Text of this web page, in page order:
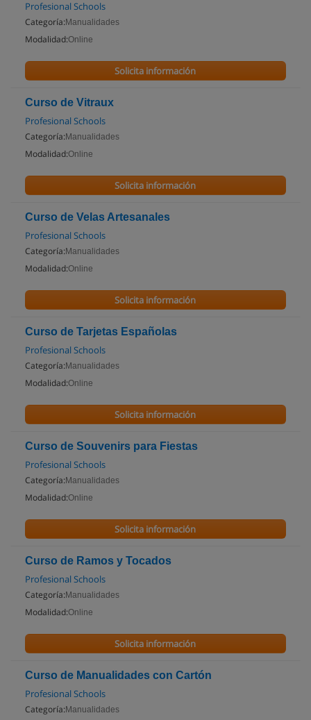
Profesional Schools
Categoría: Manualidades
Modalidad:Online
Solicita información
Curso de Vitraux
Profesional Schools
Categoría: Manualidades
Modalidad:Online
Solicita información
Curso de Velas Artesanales
Profesional Schools
Categoría: Manualidades
Modalidad:Online
Solicita información
Curso de Tarjetas Españolas
Profesional Schools
Categoría: Manualidades
Modalidad:Online
Solicita información
Curso de Souvenirs para Fiestas
Profesional Schools
Categoría: Manualidades
Modalidad:Online
Solicita información
Curso de Ramos y Tocados
Profesional Schools
Categoría: Manualidades
Modalidad:Online
Solicita información
Curso de Manualidades con Cartón
Profesional Schools
Categoría: Manualidades